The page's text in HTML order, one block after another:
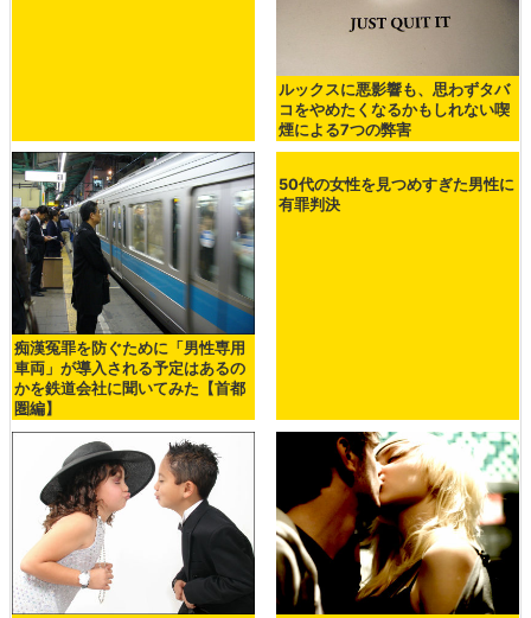
ルックスに悪影響も、思わずタバ
コをやめたくなるかもしれない喫
煙による7つの弊害
痴漢冤罪を防ぐために「男性専用
車両」が導入される予定はあるの
かを鉄道会社に聞いてみた【首都
圏編】